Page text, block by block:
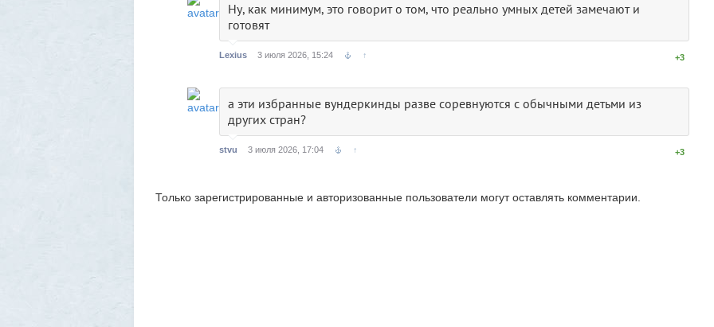
Ну, как минимум, это говорит о том, что реально умных детей замечают и
готовят
Lexius 3 июля 2026, 15:24 +3
↑
а эти избранные вундеркинды разве соревнуются с обычными детьми из
других стран?
stvu 3 июля 2026, 17:04 +3
↑
Только зарегистрированные и авторизованные пользователи могут оставлять комментарии.